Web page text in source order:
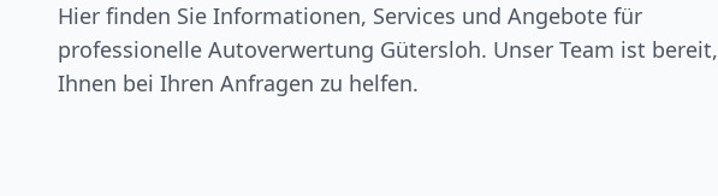
Hier finden Sie Informationen, Services und Angebote für
professionelle Autoverwertung Gütersloh. Unser Team ist bereit,
Ihnen bei Ihren Anfragen zu helfen.